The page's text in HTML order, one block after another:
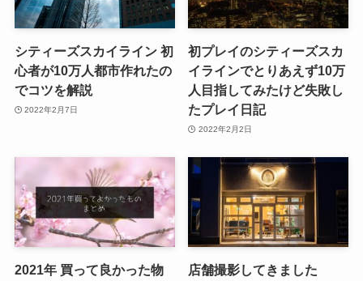
シティーズスカイライン 初
心者が10万人都市作れたの
でコツを解説
2022年2月7日
初プレイのシティーズスカ
イラインでとりあえず10万
人目指してみたけど失敗し
たプレイ日記
2022年2月2日
2021年 買って良かった物
店舗撮影してきました